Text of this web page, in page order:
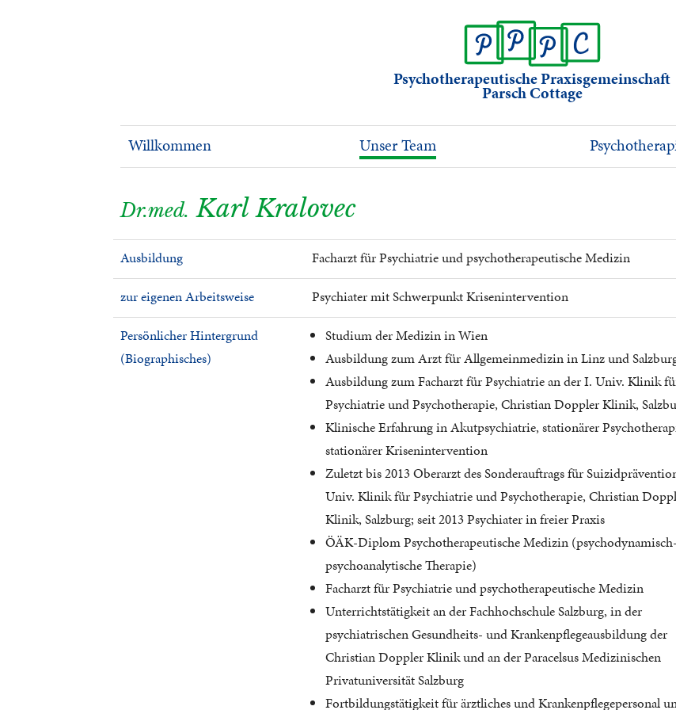
Psychotherapeutische Praxisgemeinschaft
Parsch Cottage
Willkommen Unser Team
Dr.med. Karl Kralovec
Ausbildung Facharzt für Psychiatrie und psychotherapeutische Medizin
zur eigenen Arbeitsweise Psychiater mit Schwerpunkt Krisenintervention
Persönlicher Hintergrund
(Biographisches)
Studium der Medizin in Wien
Ausbildung zum Arzt für Allgemeinmedizin in Linz und
Ausbildung zum Facharzt für Psychiatrie an der I. Univ. Klinik
Psychiatrie und Psychotherapie, Christian Doppler Klinik,
Klinische Erfahrung in Akutpsychiatrie, stationärer
stationärer Krisenintervention
Zuletzt bis 2013 Oberarzt des Sonderauftrags für
Univ. Klinik für Psychiatrie und Psychotherapie, Christian
Klinik, Salzburg; seit 2013 Psychiater in freier Praxis
ÖÄK-Diplom Psychotherapeutische Medizin (psychodynamisch-
psychoanalytische Therapie)
Facharzt für Psychiatrie und psychotherapeutische Medizin
Unterrichtstätigkeit an der Fachhochschule Salzburg, in der
psychiatrischen Gesundheits- und Krankenpflegeausbildung der
Christian Doppler Klinik und an der Paracelsus Medizinischen
Privatuniversität Salzburg
Fortbildungstätigkeit für ärztliches und Krankenpflegepersonal